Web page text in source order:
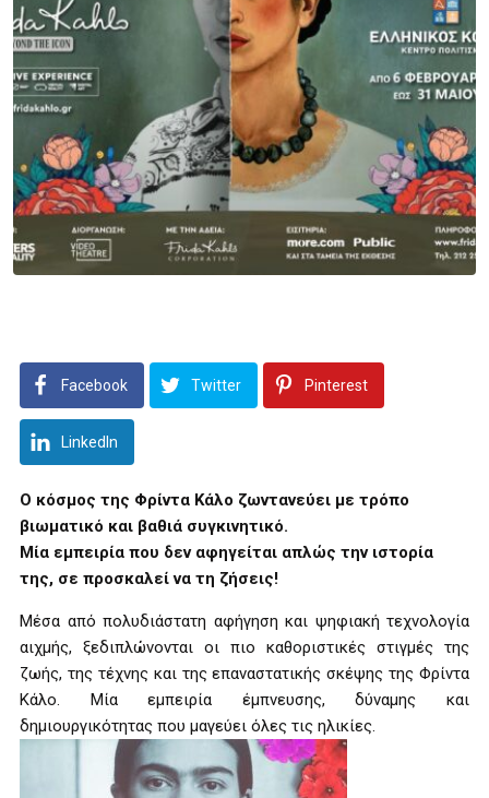
Facebook Twitter Pinterest
LinkedIn
O κόσμος της Φρίντα Κάλο ζωντανεύει με τρόπο
βιωματικό και βαθιά συγκινητικό.
Μία εμπειρία που δεν αφηγείται απλώς την ιστορία
της, σε προσκαλεί να τη ζήσεις!
Μέσα από πολυδιάστατη αφήγηση και ψηφιακή τεχνολογία
αιχμής, ξεδιπλώνονται οι πιο καθοριστικές στιγμές της
ζωής, της τέχνης και της επαναστατικής σκέψης της Φρίντα
Κάλο. Μία εμπειρία έμπνευσης, δύναμης και
δημιουργικότητας που μαγεύει όλες τις ηλικίες.